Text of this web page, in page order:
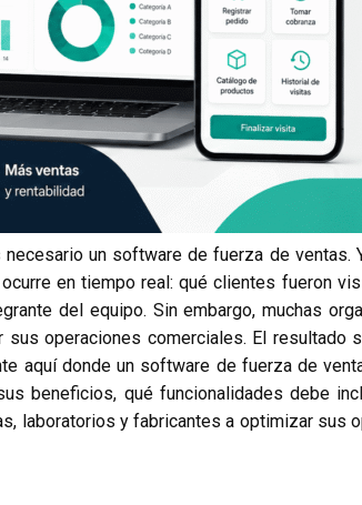
un software de fuerza de ventas.
en tiempo real: qué clientes fueron
del equipo. Sin embargo, muchas
operaciones comerciales. El resultado
aquí donde un software de fuerza de
beneficios, qué funcionalidades debe
laboratorios y fabricantes a optimizar sus